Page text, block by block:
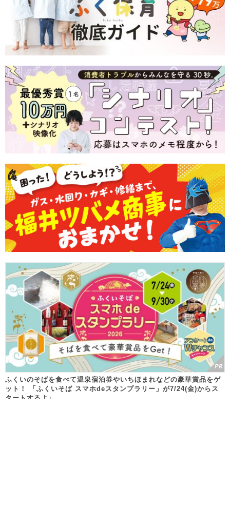
ふくいのそばを食べて温泉宿泊券やいちほまれなどの豪華賞品をゲ
ット！ 「ふくいそば スマホdeスタンプラリー」が7/24(金)からス
タートするよ♪